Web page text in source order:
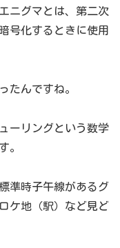
ニグマとは、第二次
号化するときに使用
たんですね。
ーリングという数学
。
準時子午線があるグ
ケ地（駅）など見ど